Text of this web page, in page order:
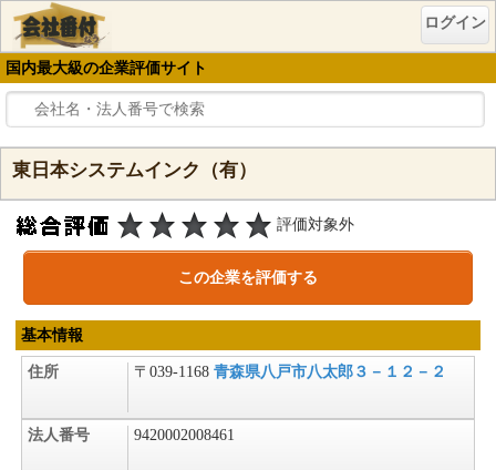
ログイン
国内最大級の企業評価サイト
東日本システムインク（有）
評価対象外
この企業を評価する
基本情報
住所 〒039-1168 青森県八戸市八太郎３－１２－２
法人番号 9420002008461